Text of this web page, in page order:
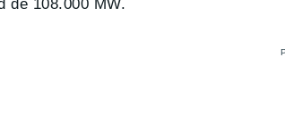
de 108.000 MW.